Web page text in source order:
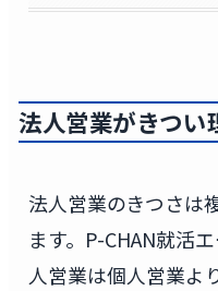
法人営業がきつい
法人営業のきつさは
ます。P-CHAN就活
人営業は個人営業よ